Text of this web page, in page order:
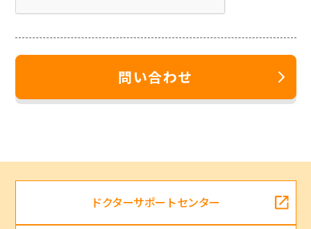
問い合わせ
ドクターサポートセンター